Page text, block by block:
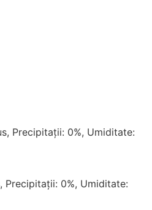
Precipitații: 0%, Umiditate:
Precipitații: 0%, Umiditate: